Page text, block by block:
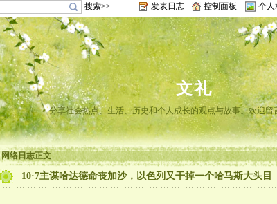
搜索>> 发表日志 控制面板 个人
文礼
分享社会热点、生活、历史和个人成长的观点与故事。欢迎留
网络日志正文
10·7主谋哈达德命丧加沙，以色列又干掉一个哈马斯大头目